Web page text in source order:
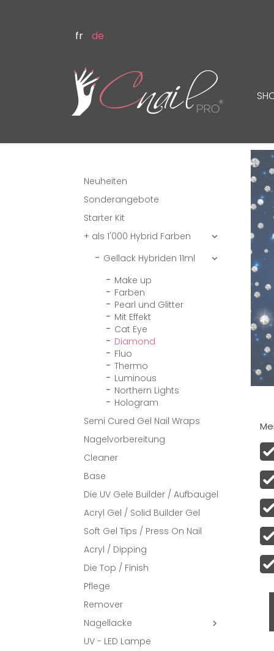
fr de
Neuheiten
Sonderangebote
Starter Kit
+ als 1'000 Hybrid Farben

Gellack Hybriden 11ml 
Make up
Farben
Pearl und Glitter
Mit Effekt
Cat Eye
Diamond
Fluo
Thermo
Luminous
Northern Lights
Hologram
Semi Cured Gel Nail Wraps
Nagelvorbereitung
Cleaner
Base
Die UV Gele Builder / Aufbaugel
Acryl Gel / Solid Builder Gel
Soft Gel Tips / Press On Nail
Acryl / Dipping
Die Top / Finish
Pflege
Remover
Nagellacke

UV - LED Lampe